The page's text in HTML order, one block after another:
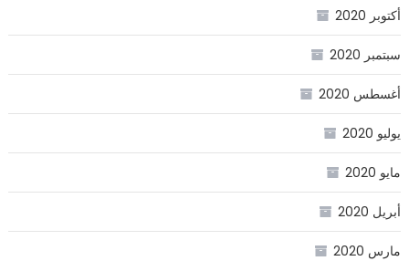
أكتوبر 2020
سبتمبر 2020
أغسطس 2020
يوليو 2020
مايو 2020
أبريل 2020
مارس 2020